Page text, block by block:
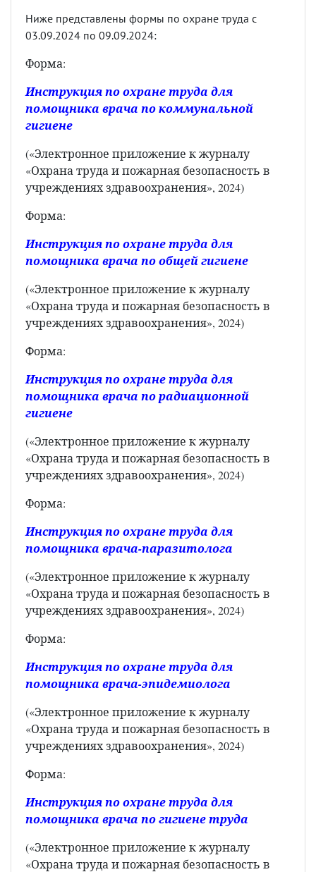
Ниже представлены формы по охране труда с
03.09.2024 по 09.09.2024:
Форма:
Инструкция по охране труда для
помощника врача по коммунальной
гигиене
(«Электронное приложение к журналу
«Охрана труда и пожарная безопасность в
учреждениях здравоохранения», 2024)
Форма:
Инструкция по охране труда для
помощника врача по общей гигиене
(«Электронное приложение к журналу
«Охрана труда и пожарная безопасность в
учреждениях здравоохранения», 2024)
Форма:
Инструкция по охране труда для
помощника врача по радиационной
гигиене
(«Электронное приложение к журналу
«Охрана труда и пожарная безопасность в
учреждениях здравоохранения», 2024)
Форма:
Инструкция по охране труда для
помощника врача-паразитолога
(«Электронное приложение к журналу
«Охрана труда и пожарная безопасность в
учреждениях здравоохранения», 2024)
Форма:
Инструкция по охране труда для
помощника врача-эпидемиолога
(«Электронное приложение к журналу
«Охрана труда и пожарная безопасность в
учреждениях здравоохранения», 2024)
Форма:
Инструкция по охране труда для
помощника врача по гигиене труда
(«Электронное приложение к журналу
«Охрана труда и пожарная безопасность в